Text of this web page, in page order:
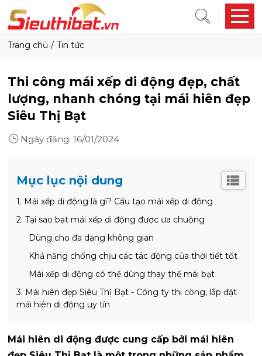
trang chủ tin tức
Thi công mái xếp di động đẹp, chất
lượng, nhanh chóng tại mái hiên đẹp
Siêu Thị Bạt
Ngày đăng:16/01/2024
Mục lục nội dung
1. Mái xếp di động là gì? Cấu tạo mái xếp di động
2. Tại sao bạt mái xếp di động được ưa chuộng
Dùng cho đa dạng không gian
Khả năng chống chịu các tác động của thời tiết tốt
Mái xếp di động có thể dùng thay thế mái bạt
3. Mái hiên đẹp Siêu Thị Bạt - Công ty thi công, lắp đặt
mái hiên di động uy tín
Mái hiên di động được cung cấp bởi mái hiên